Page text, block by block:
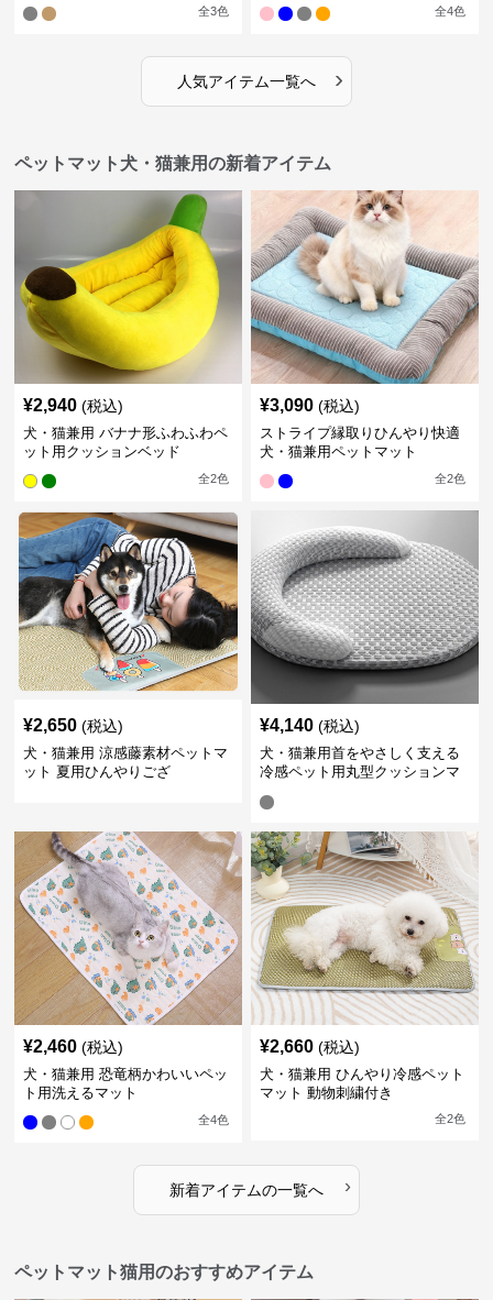
全3色 全4色
人気アイテム一覧へ ›
ペットマット犬・猫兼用の新着アイテム
¥2,940 (税込)
犬・猫兼用 バナナ形ふわふわペ
ット用クッションベッド
全2色
¥3,090 (税込)
ストライプ縁取りひんやり快適
犬・猫兼用ペットマット
全2色
¥2,650 (税込)
犬・猫兼用 涼感藤素材ペットマ
ット 夏用ひんやりござ
¥4,140 (税込)
犬・猫兼用首をやさしく支える
冷感ペット用丸型クッションマ
¥2,460 (税込)
犬・猫兼用 恐竜柄かわいいペッ
ト用洗えるマット
全4色
¥2,660 (税込)
犬・猫兼用 ひんやり冷感ペット
マット 動物刺繍付き
全2色
新着アイテムの一覧へ ›
ペットマット猫用のおすすめアイテム